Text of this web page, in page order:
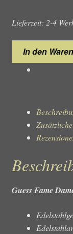
Lieferzeit: 2-4
Guess
GW0859L1
In den
Guess Fame